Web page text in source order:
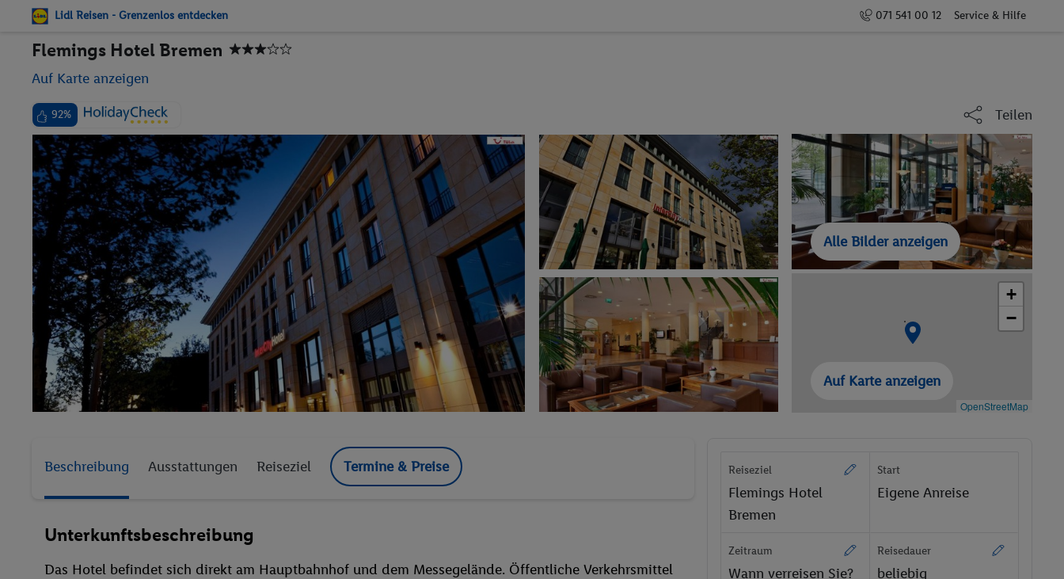
Lidl Reisen - Grenzenlos entdecken 071 541 00 12 Service & Hilfe
Flemings Hotel Bremen
Auf Karte anzeigen
92% Teilen
Alle Bilder anzeigen
+
−
OpenStreetMap
Auf Karte anzeigen
Beschreibung Ausstattungen Reiseziel Termine & Preise
Unterkunftsbeschreibung
Das Hotel befindet sich direkt am Hauptbahnhof und dem Messegelände. Öffentliche Verkehrsmittel
Reiseziel
Flemings Hotel
Bremen
Start
Eigene Anreise
Zeitraum
Wann verreisen Sie?
Reisedauer
beliebig